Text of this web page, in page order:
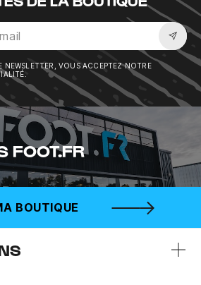
NEWSLETTER, VOUS ACCEPTEZ NOTRE
FOOT.FR
BOUTIQUE